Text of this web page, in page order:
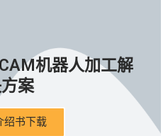
机器人加工解
案
绍书下载